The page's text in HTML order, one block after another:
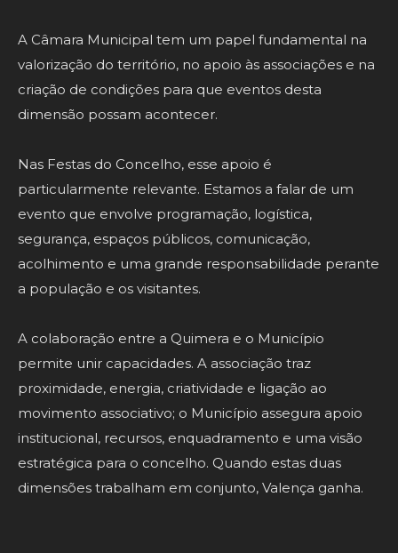
A Câmara Municipal tem um papel fundamental na
valorização do território, no apoio às associações e na
criação de condições para que eventos desta
dimensão possam acontecer.
Nas Festas do Concelho, esse apoio é
particularmente relevante. Estamos a falar de um
evento que envolve programação, logística,
segurança, espaços públicos, comunicação,
acolhimento e uma grande responsabilidade perante
a população e os visitantes.
A colaboração entre a Quimera e o Município
permite unir capacidades. A associação traz
proximidade, energia, criatividade e ligação ao
movimento associativo; o Município assegura apoio
institucional, recursos, enquadramento e uma visão
estratégica para o concelho. Quando estas duas
dimensões trabalham em conjunto, Valença ganha.